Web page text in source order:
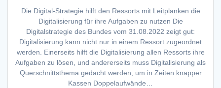
Die Digital-Strategie hilft den Ressorts mit Leitplanken die
Digitalisierung für ihre Aufgaben zu nutzen Die
Digitalstrategie des Bundes vom 31.08.2022 zeigt gut:
Digitalisierung kann nicht nur in einem Ressort zugeordnet
werden. Einerseits hilft die Digitalisierung allen Ressorts ihre
Aufgaben zu lösen, und andererseits muss Digitalisierung als
Querschnittsthema gedacht werden, um in Zeiten knapper
Kassen Doppelaufwände…